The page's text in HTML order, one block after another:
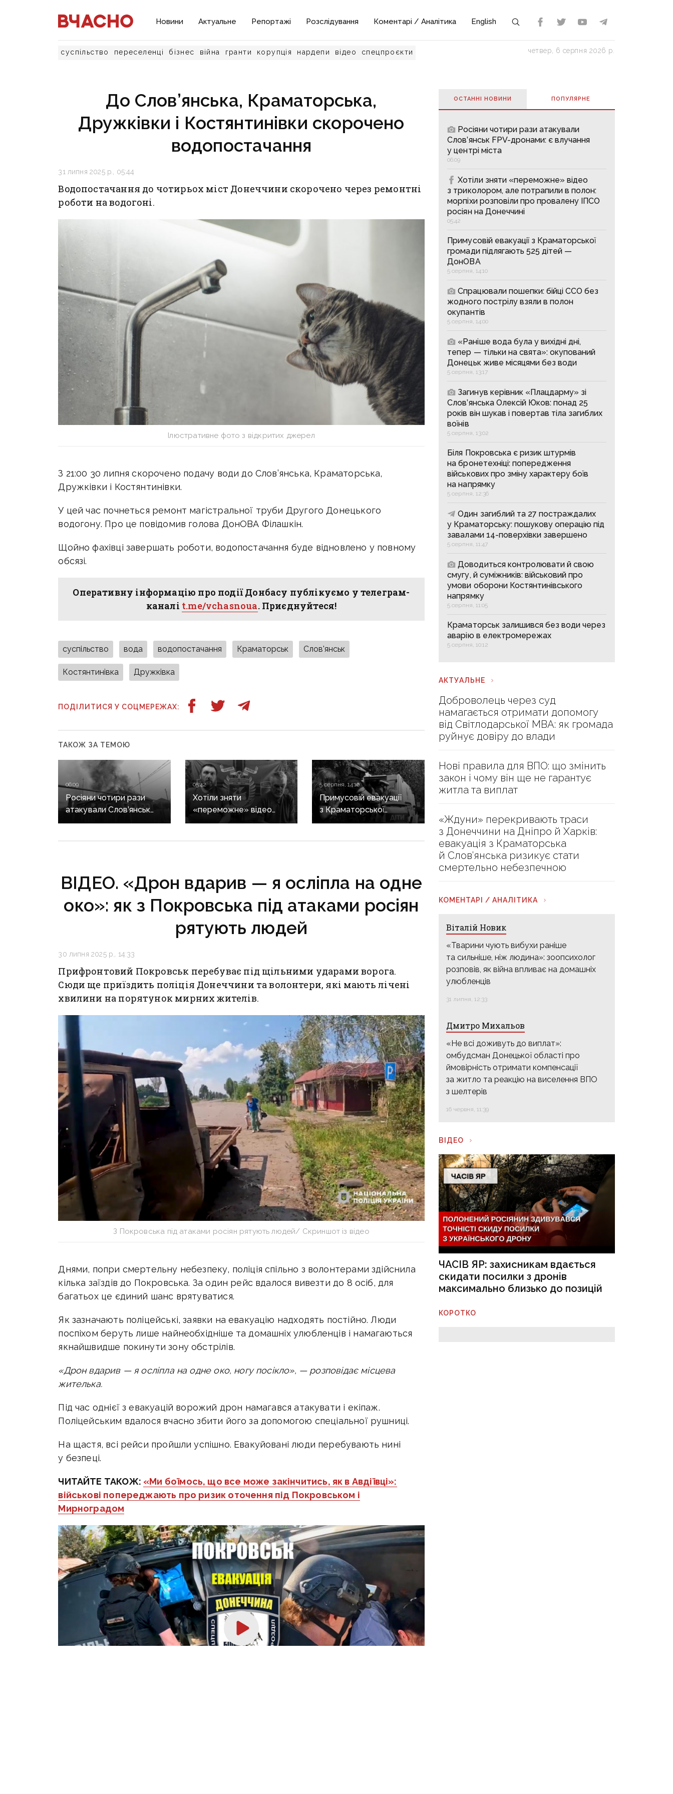
Новини Актуальне Репортажі Розслідування Коментарі / Аналітика English
суспільство переселенці бізнес війна гранти корупція нардепи відео спецпроєкти четвер, 6 серпня 2026 р.
До Слов’янська, Краматорська,
Дружківки і Костянтинівки скорочено
водопостачання
31 липня 2025 р., 05:44
Водопостачання до чотирьох міст Донеччини скорочено через ремонтні
роботи на водогоні.
Ілюстративне фото з відкритих джерел
З 21:00 30 липня скорочено подачу води до Слов’янська, Краматорська,
Дружківки і Костянтинівки.
У цей час почнеться ремонт магістральної труби Другого Донецького
водогону. Про це повідомив голова ДонОВА Філашкін.
Щойно фахівці завершать роботи, водопостачання буде відновлено у повному
обсязі.
Оперативну інформацію про події Донбасу публікуємо у телеграм-
каналі t.me/vchasnoua. Приєднуйтеся!
суспільство вода водопостачання Краматорськ Слов'янськ
Костянтинівка Дружківка
ПОДІЛИТИСЯ У СОЦМЕРЕЖАХ:
ТАКОЖ ЗА ТЕМОЮ
06:09
Росіяни чотири рази
атакували Слов’янськ
FPV-дронами: є
05:42
Хотіли зняти
«переможне» відео
з триколором, але
5 серпня, 14:10
Примусовій евакуації
з Краматорської
громади підлягають 525
ВІДЕО. «Дрон вдарив — я осліпла на одне
око»: як з Покровська під атаками росіян
рятують людей
30 липня 2025 р., 14:33
Прифронтовий Покровськ перебуває під щільними ударами ворога.
Сюди ще приїздить поліція Донеччини та волонтери, які мають лічені
хвилини на порятунок мирних жителів.
З Покровська під атаками росіян рятують людей/ Скриншот із відео
Днями, попри смертельну небезпеку, поліція спільно з волонтерами здійснила
кілька заїздів до Покровська. За один рейс вдалося вивезти до 8 осіб, для
багатьох це єдиний шанс врятуватися.
Як зазначають поліцейські, заявки на евакуацію надходять постійно. Люди
поспіхом беруть лише найнеобхідніше та домашніх улюбленців і намагаються
якнайшвидше покинути зону обстрілів.
«Дрон вдарив — я осліпла на одне око, ногу посікло», — розповідає місцева
жителька.
Під час однієї з евакуацій ворожий дрон намагався атакувати і екіпаж.
Поліцейським вдалося вчасно збити його за допомогою спеціальної рушниці.
На щастя, всі рейси пройшли успішно. Евакуйовані люди перебувають нині
у безпеці.
ЧИТАЙТЕ ТАКОЖ: «Ми боїмось, що все може закінчитись, як в Авдіївці»:
військові попереджають про ризик оточення під Покровськом і
Мирноградом
ОСТАННІ НОВИНИ ПОПУЛЯРНE
Росіяни чотири рази атакували
Слов’янськ FPV-дронами: є влучання
у центрі міста
06:09
Хотіли зняти «переможне» відео
з триколором, але потрапили в полон:
морпіхи розповіли про провалену ІПСО
росіян на Донеччині
05:42
Примусовій евакуації з Краматорської
громади підлягають 525 дітей —
ДонОВА
5 серпня, 14:10
Спрацювали пошепки: бійці ССО без
жодного пострілу взяли в полон
окупантів
5 серпня, 14:00
«Раніше вода була у вихідні дні,
тепер — тільки на свята»: окупований
Донецьк живе місяцями без води
5 серпня, 13:17
Загинув керівник «Плацдарму» зі
Слов’янська Олексій Юков: понад 25
років він шукав і повертав тіла загиблих
воїнів
5 серпня, 13:02
Біля Покровська є ризик штурмів
на бронетехніці: попередження
військових про зміну характеру боїв
на напрямку
5 серпня, 12:36
Один загиблий та 27 постраждалих
у Краматорську: пошукову операцію під
завалами 14-поверхівки завершено
5 серпня, 11:47
Доводиться контролювати й свою
смугу, й суміжників: військовий про
умови оборони Костянтинівського
напрямку
5 серпня, 11:05
Краматорськ залишився без води через
аварію в електромережах
5 серпня, 10:12
АКТУАЛЬНЕ
Доброволець через суд
намагається отримати допомогу
від Світлодарської МВА: як громада
руйнує довіру до влади
Нові правила для ВПО: що змінить
закон і чому він ще не гарантує
житла та виплат
«Ждуни» перекривають траси
з Донеччини на Дніпро й Харків:
евакуація з Краматорська
й Слов’янська ризикує стати
смертельно небезпечною
КОМЕНТАРІ / АНАЛІТИКА
Віталій Новик
«Тварини чують вибухи раніше
та сильніше, ніж людина»: зоопсихолог
розповів, як війна впливає на домашніх
улюбленців
31 липня, 12:33
Дмитро Михальов
«Не всі доживуть до виплат»:
омбудсман Донецької області про
ймовірність отримати компенсації
за житло та реакцію на виселення ВПО
з шелтерів
16 червня, 11:39
ВІДЕО
ЧАСІВ ЯР: захисникам вдається
скидати посилки з дронів
максимально близько до позицій
КОРОТКО